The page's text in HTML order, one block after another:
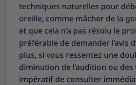
techniques naturelles pour
oreille, comme mâcher de la
et que cela n’a pas résolu le
préférable de demander l’avis
plus, si vous ressentez une
diminution de l’audition ou
impératif de consulter